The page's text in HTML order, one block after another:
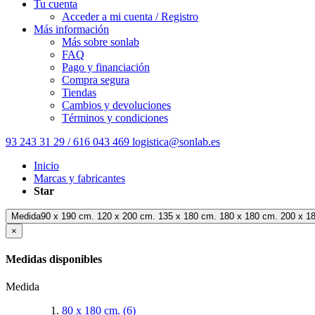
Tu cuenta
Acceder a mi cuenta / Registro
Más información
Más sobre sonlab
FAQ
Pago y financiación
Compra segura
Tiendas
Cambios y devoluciones
Términos y condiciones
93 243 31 29 / 616 043 469 logistica@sonlab.es
Inicio
Marcas y fabricantes
Star
Medida90 x 190 cm. 120 x 200 cm. 135 x 180 cm. 180 x 180 cm. 200 x
×
Medidas disponibles
Medida
80 x 180 cm. (6)